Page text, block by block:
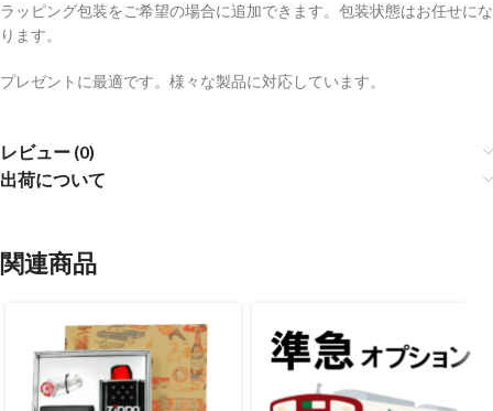
ラッピング包装をご希望の場合に追加できます。包装状態はお任せにな
ります。
プレゼントに最適です。様々な製品に対応しています。
レビュー (0)
出荷について
関連商品